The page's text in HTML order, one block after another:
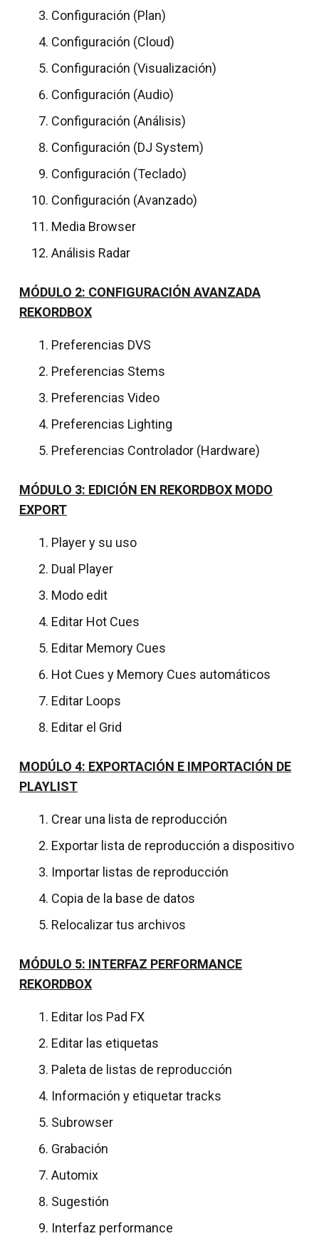
Configuración (Plan)
Configuración (Cloud)
Configuración (Visualización)
Configuración (Audio)
Configuración (Análisis)
Configuración (DJ System)
Configuración (Teclado)
Configuración (Avanzado)
Media Browser
Análisis Radar
MÓDULO 2: CONFIGURACIÓN AVANZADA
REKORDBOX
Preferencias DVS
Preferencias Stems
Preferencias Video
Preferencias Lighting
Preferencias Controlador (Hardware)
MÓDULO 3: EDICIÓN EN REKORDBOX MODO
EXPORT
Player y su uso
Dual Player
Modo edit
Editar Hot Cues
Editar Memory Cues
Hot Cues y Memory Cues automáticos
Editar Loops
Editar el Grid
MODÚLO 4: EXPORTACIÓN E IMPORTACIÓN DE
PLAYLIST
Crear una lista de reproducción
Exportar lista de reproducción a dispositivo
Importar listas de reproducción
Copia de la base de datos
Relocalizar tus archivos
MÓDULO 5: INTERFAZ PERFORMANCE
REKORDBOX
Editar los Pad FX
Editar las etiquetas
Paleta de listas de reproducción
Información y etiquetar tracks
Subrowser
Grabación
Automix
Sugestión
Interfaz performance